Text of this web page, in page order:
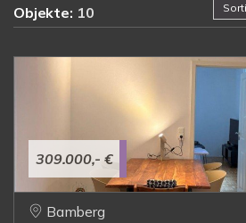
Objekte: 10
309.000,- €
Bamberg